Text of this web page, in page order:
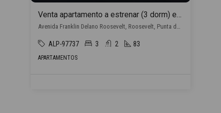
Venta apartamento a estrenar (3 dorm) en Punta del Este con financiación propia
Avenida Franklin Delano Roosevelt, Roosevelt, Punta del Este
ALP-97737 3 2 83
APARTAMENTOS